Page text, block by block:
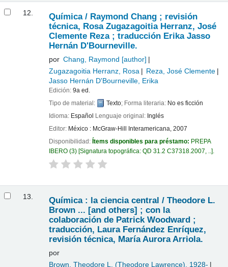
12. Química / Raymond Chang ; revisión
técnica, Rosa Zugazagoitia Herranz, José
Clemente Reza ; traducción Erika Jasso
Hernán D'Bourneville.
por Chang, Raymond [author]
Zugazagoitia Herranz, Rosa
Reza, José Clemente
Jasso Hernán D'Bourneville, Erika
Edición: 9a ed.
Tipo de material:
Texto; Forma literaria: No es ficción
Idioma: Español Lenguaje original: Inglés
Editor: México : McGraw-Hill Interamericana, 2007
Disponibilidad: Ítems disponibles para préstamo: PREPA
IBERO(3) Signatura topográfica: QD 31.2 C37318.2007, .. .
13. Química : la ciencia central / Theodore L.
Brown ... [and others] ; con la
colaboración de Patrick Woodward ;
traducción, Laura Fernández Enríquez,
revisión técnica, María Aurora Arriola.
por
Brown, Theodore L. (Theodore Lawrence) , 1928-